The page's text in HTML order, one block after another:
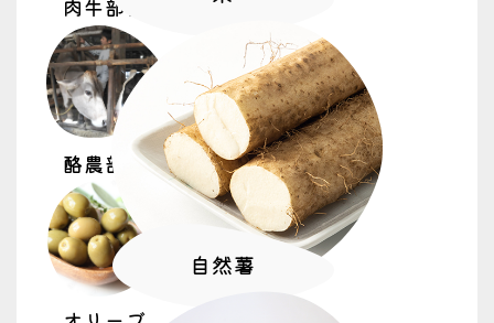
肉牛部会
酪農部会
自然薯